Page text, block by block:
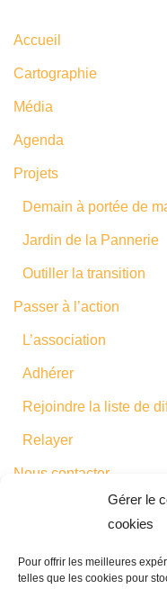
Gérer le
cookies
Pour offrir les meilleures
telles que les cookies pour
Accueil
Cartographie
Média
Agenda
Projets
Demain à portée de
Jardin de la Pannerie
Outiller la transition
Passer à l’action
L’association
Adhérer
Rejoindre la liste de
Relayer
Nous contacter
Actualité des initiatives